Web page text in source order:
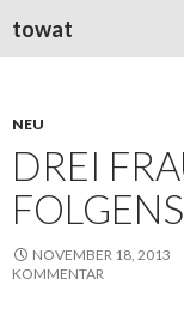
towat
NEU
DREI
NOVEMBER 18, 2013
KOMMENTAR